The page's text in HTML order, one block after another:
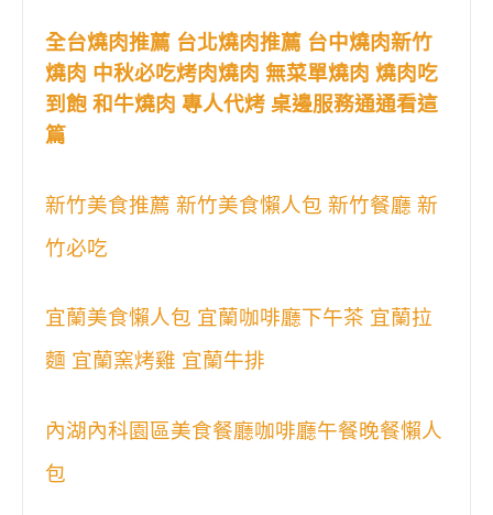
全台燒肉推薦 台北燒肉推薦 台中燒肉新竹
燒肉 中秋必吃烤肉燒肉 無菜單燒肉 燒肉吃
到飽 和牛燒肉 專人代烤 桌邊服務通通看這
篇
新竹美食推薦 新竹美食懶人包 新竹餐廳 新
竹必吃
宜蘭美食懶人包 宜蘭咖啡廳下午茶 宜蘭拉
麵 宜蘭窯烤雞 宜蘭牛排
內湖內科園區美食餐廳咖啡廳午餐晚餐懶人
包